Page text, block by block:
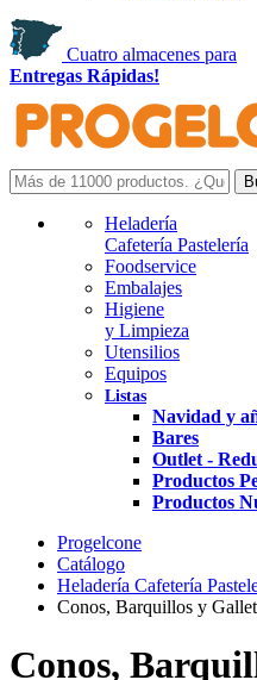
Cuatro almacenes para
Entregas Rápidas!
Heladería
Cafetería Pastelería
Foodservice
Embalajes
Higiene
y Limpieza
Utensilios
Equipos
Listas
Navidad y
Bares
Outlet -
Productos
Productos
Progelcone
Catálogo
Heladería Cafetería
Conos, Barquillos y
Conos,